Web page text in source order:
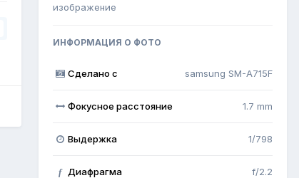
изображение
ИНФОРМАЦИЯ О ФОТО
Сделано с samsung SM-A715F
Фокусное расстояние 1.7 mm
Выдержка 1/798
f Диафрагма f/2.2